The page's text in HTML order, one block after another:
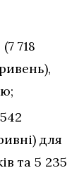
718
для
та 5 235